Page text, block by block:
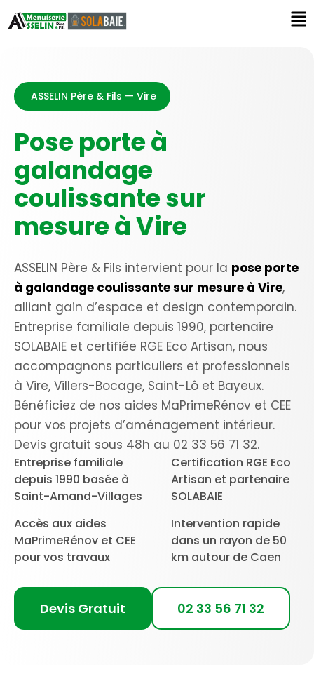
ASSELIN Père & Fils — Vire
Pose porte à
galandage
coulissante sur
mesure à Vire
ASSELIN Père & Fils intervient pour la pose porte
à galandage coulissante sur mesure à Vire,
alliant gain d’espace et design contemporain.
Entreprise familiale depuis 1990, partenaire
SOLABAIE et certifiée RGE Eco Artisan, nous
accompagnons particuliers et professionnels
à Vire, Villers-Bocage, Saint-Lô et Bayeux.
Bénéficiez de nos aides MaPrimeRénov et CEE
pour vos projets d’aménagement intérieur.
Devis gratuit sous 48h au 02 33 56 71 32.
Entreprise familiale
depuis 1990 basée à
Saint-Amand-Villages
Certification RGE Eco
Artisan et partenaire
SOLABAIE
Accès aux aides
MaPrimeRénov et CEE
pour vos travaux
Intervention rapide
dans un rayon de 50
km autour de Caen
Devis Gratuit 02 33 56 71 32